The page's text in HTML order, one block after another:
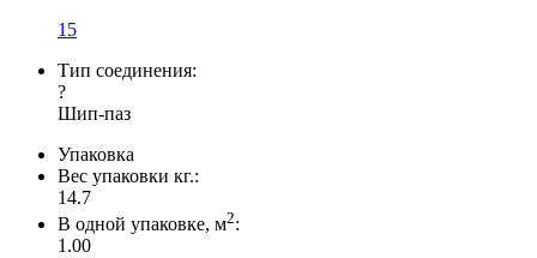
15
Тип соединения:
?
Шип-паз
Упаковка
Вес упаковки кг.:
14.7
В одной упаковке, м2:
1.00